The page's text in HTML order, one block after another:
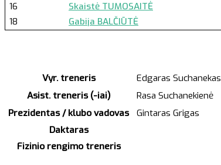
16
Skaistė TUMOSAITĖ
18
Gabija BALČIŪTĖ
Vyr. treneris
Edgaras Suchanekas
Asist. treneris (-iai)
Rasa Suchanekienė
Prezidentas / klubo vadovas
Gintaras Grigas
Daktaras
Fizinio rengimo treneris